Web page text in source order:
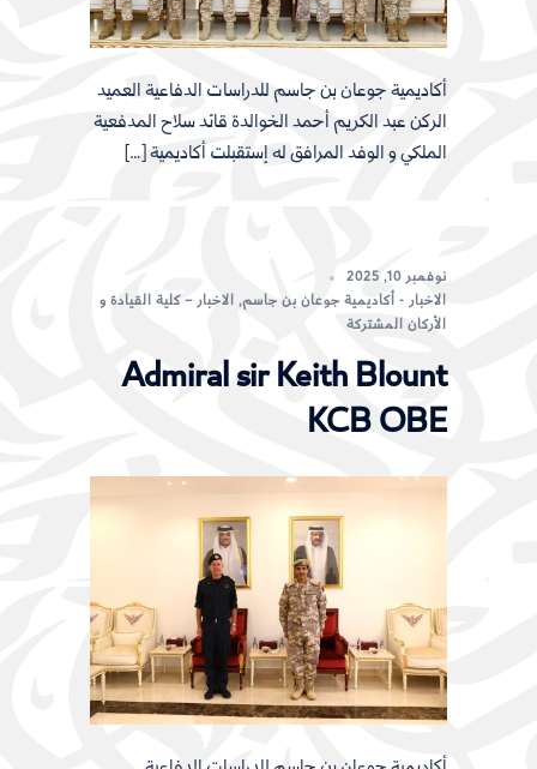
أكاديمية جوعان بن جاسم للدراسات الدفاعية العميد
الركن عبد الكريم أحمد الخوالدة قائد سلاح المدفعية
الملكي و الوفد المرافق له إستقبلت أكاديمية […]
نوفمبر 10, 2025
الاخبار - أكاديمية جوعان بن جاسم, الاخبار – كلية القيادة و
الأركان المشتركة
Admiral sir Keith Blount
KCB OBE